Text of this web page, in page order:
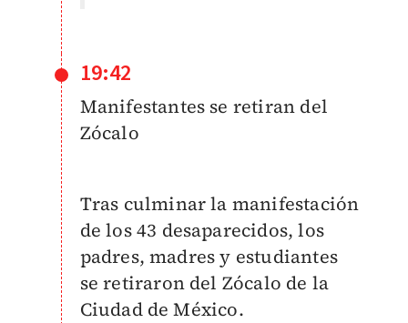
19:42
Manifestantes se retiran del
Zócalo
Tras culminar la manifestación
de los 43 desaparecidos, los
padres, madres y estudiantes
se retiraron del Zócalo de la
Ciudad de México.